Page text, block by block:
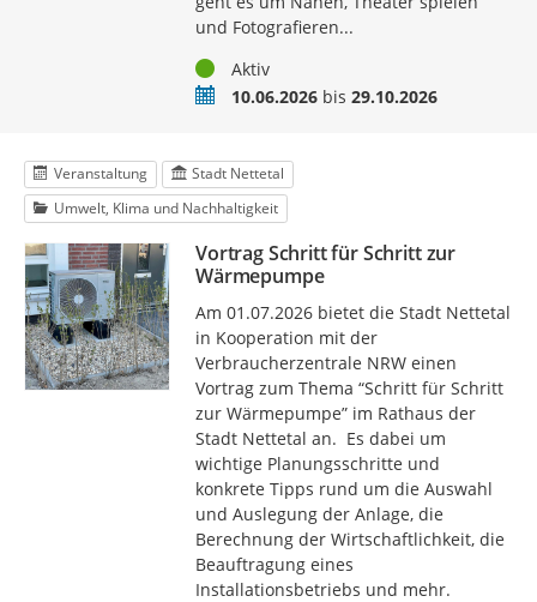
und Fotografieren...
StatusAktiv
Zeitraum10.06.2026bis 29.10.2026
Veranstaltung
Stadt Nettetal
Umwelt, Klima und Nachhaltigkeit
Vortrag Schritt für Schritt zur
Wärmepumpe
Am 01.07.2026 bietet die Stadt Nettetal
in Kooperation mit der
Verbraucherzentrale NRW einen
Vortrag zum Thema “Schritt für Schritt
zur Wärmepumpe” im Rathaus der
Stadt Nettetal an. Es dabei um
wichtige Planungsschritte und
konkrete Tipps rund um die Auswahl
und Auslegung der Anlage, die
Berechnung der Wirtschaftlichkeit, die
Beauftragung eines
Installationsbetriebs und mehr.